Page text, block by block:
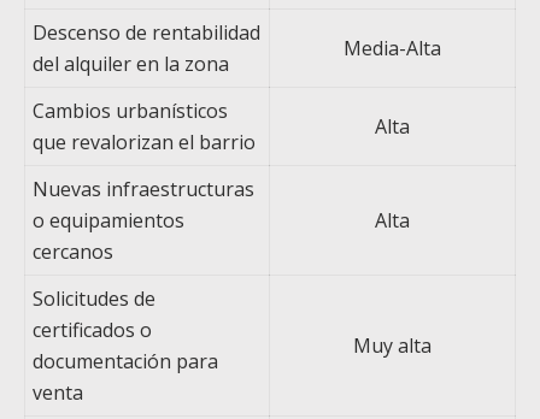
Descenso de rentabilidad
del alquiler en la zona
Media-Alta
Cambios urbanísticos
que revalorizan el barrio
Alta
Nuevas infraestructuras
o equipamientos
cercanos
Alta
Solicitudes de
certificados o
documentación para
venta
Muy alta